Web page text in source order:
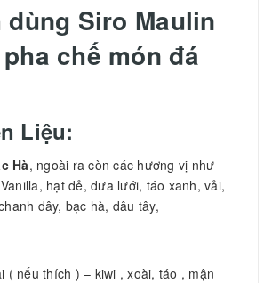
dùng Siro Maulin
chế món đá
Liệu:
Hà, ngoài ra còn các hương vị như
hạt dẻ, dưa lưới, táo xanh, vải,
dây, bạc hà, dâu tây,
( nếu thích ) – kiwi , xoài, táo , mận